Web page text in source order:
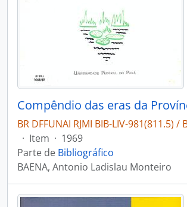
BR DFFUNAI RJMI BIB-LIV-981(811.5) /
· Item · 1969
Parte de Bibliográfico
BAENA, Antonio Ladislau Monteiro